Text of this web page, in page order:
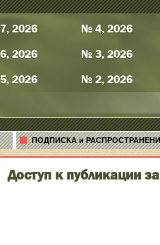
2026
2026
2026
№ 4, 2026
№ 3, 2026
№ 2, 2026
ПОДПИСКА и
Доступ к публикации